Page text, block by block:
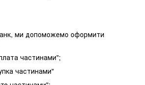
ми допоможемо оформити
частинами";
частинами"